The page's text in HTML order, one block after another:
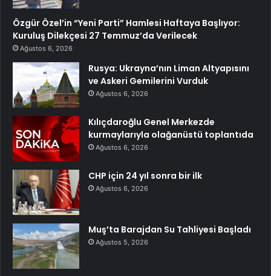
Özgür Özel’in “Yeni Parti” Hamlesi Haftaya Başlıyor:
Kuruluş Dilekçesi 27 Temmuz’da Verilecek
Ağustos 6, 2026
Rusya: Ukrayna’nın Liman Altyapısını
ve Askeri Gemilerini Vurduk
Ağustos 6, 2026
Kılıçdaroğlu Genel Merkezde
kurmaylarıyla olağanüstü toplantıda
Ağustos 6, 2026
CHP için 24 yıl sonra bir ilk
Ağustos 6, 2026
Muş’ta Barajdan Su Tahliyesi Başladı
Ağustos 5, 2026